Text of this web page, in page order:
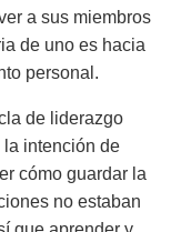
a sus miembros
de uno es hacia
personal.
de liderazgo
la intención de
cómo guardar la
no estaban